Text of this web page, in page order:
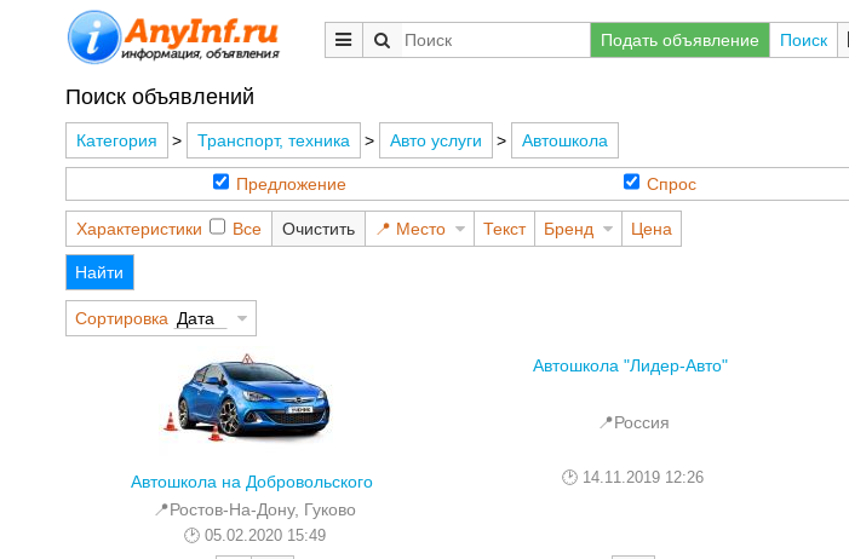
Подать объявление Поиск
Поиск объявлений
Категория > Транспорт, техника > Авто услуги > Автошкола
Предложение Спрос
Характеристики Все Очистить Место Текст Бренд Цена
Найти
Сортировка Дата
Автошкола на Добровольского
📍Ростов-На-Дону, Гуково
05.02.2020 15:49
Автошкола "Лидер-Авто"
📍Россия
14.11.2019 12:26